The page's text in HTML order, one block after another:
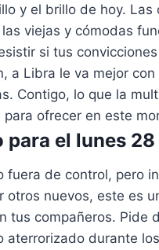
y el brillo de hoy.
viejas y cómodas
si tus
a Libra le va mejor
Contigo, lo que la
ofrecer en este
para el lunes
fuera de control, pero
otros nuevos, este es
tus compañeros. Pide
aterrorizado durante